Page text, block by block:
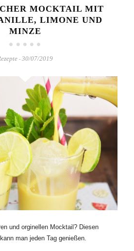
MOCKTAIL MIT
LIMONE UND
MINZE
- 30/07/2019
und orginellen Mocktail? Diesen
man jeden Tag genießen.